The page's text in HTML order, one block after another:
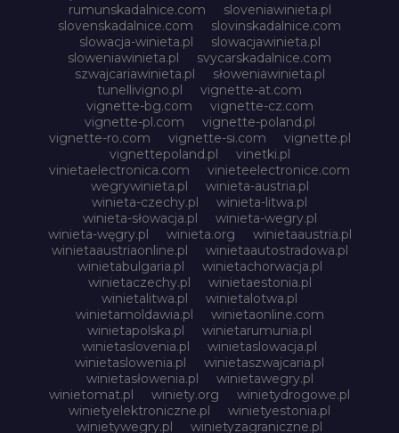
rumunskadalnice.com
sloveniawinieta.pl
slovenskadalnice.com
slovinskadalnice.com
slowacja-winieta.pl
slowacjawinieta.pl
sloweniawinieta.pl
svycarskadalnice.com
szwajcariawinieta.pl
słoweniawinieta.pl
tunellivigno.pl
vignette-at.com
vignette-bg.com
vignette-cz.com
vignette-pl.com
vignette-poland.pl
vignette-ro.com
vignette-si.com
vignette.pl
vignettepoland.pl
vinetki.pl
vinietaelectronica.com
vinieteelectronice.com
wegrywinieta.pl
winieta-austria.pl
winieta-czechy.pl
winieta-litwa.pl
winieta-słowacja.pl
winieta-wegry.pl
winieta-węgry.pl
winieta.org
winietaaustria.pl
winietaaustriaonline.pl
winietaautostradowa.pl
winietabulgaria.pl
winietachorwacja.pl
winietaczechy.pl
winietaestonia.pl
winietalitwa.pl
winietalotwa.pl
winietamoldawia.pl
winietaonline.com
winietapolska.pl
winietarumunia.pl
winietaslovenia.pl
winietaslowacja.pl
winietaslowenia.pl
winietaszwajcaria.pl
winietasłowenia.pl
winietawegry.pl
winietomat.pl
winiety.org
winietydrogowe.pl
winietyelektroniczne.pl
winietyestonia.pl
winietywegry.pl
winietyzagraniczne.pl